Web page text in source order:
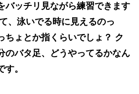
バッチリ見ながら練習できます
、泳いでる時に見えるのっ
ちょとか指くらいでしょ？ ク
のバタ足、どうやってるかなん
。